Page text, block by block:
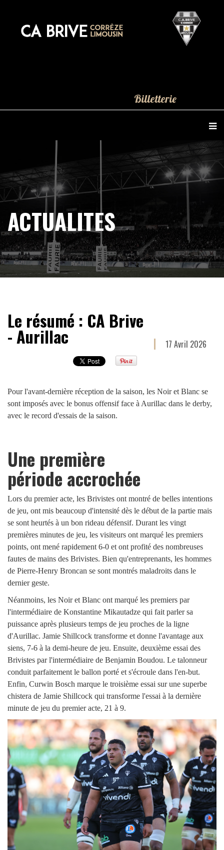
Billetterie
ACTUALITES
Le résumé : CA Brive
- Aurillac 17 Avril 2026
Pour l'avant-dernière réception de la saison, les Noir et Blanc se
sont imposés avec le bonus offensif face à Aurillac dans le derby,
avec le record d'essais de la saison.
Une première
période accrochée
Lors du premier acte, les Brivistes ont montré de belles intentions
de jeu, ont mis beaucoup d'intensité dès le début de la partie mais
se sont heurtés à un bon rideau défensif. Durant les vingt
premières minutes de jeu, les visiteurs ont marqué les premiers
points, ont mené rapidement 6-0 et ont profité des nombreuses
fautes de mains des Brivistes. Bien qu'entreprenants, les hommes
de Pierre-Henry Broncan se sont montrés maladroits dans le
dernier geste.
Néanmoins, les Noir et Blanc ont marqué les premiers par
l'intermédiaire de Konstantine Mikautadze qui fait parler sa
puissance après plusieurs temps de jeu proches de la ligne
d'Aurillac. Jamie Shillcock transforme et donne l'avantage aux
siens, 7-6 à la demi-heure de jeu. Ensuite, deuxième essai des
Brivistes par l'intermédiaire de Benjamin Boudou. Le talonneur
conduit parfaitement le ballon porté et s'écroule dans l'en-but.
Enfin, Curwin Bosch marque le troisième essai sur une superbe
chistera de Jamie Shillcock qui transforme l'essai à la dernière
minute de jeu du premier acte, 21 à 9.